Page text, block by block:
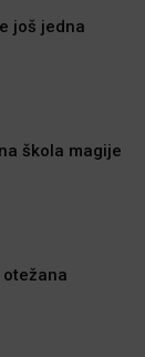
još jedna
škola magije